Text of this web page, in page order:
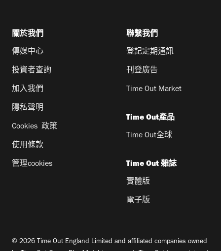
關於我們
傳媒中心
投資者查詢
加入我們
隱私聲明
Cookies 政策
使用條款
管理cookies
聯繫我們
登記定期通訊
刊登廣告
Time Out Market
Time Out產品
Time Out全球
Time Out 雜誌
實體版
電子版
© 2026 Time Out England Limited and affiliated companies owned